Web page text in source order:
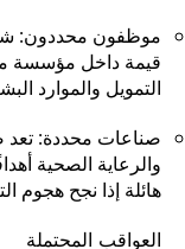
موظفون محددون:
قيمة داخل مؤسسة
التمويل والموارد
صناعات محددة: تعد
والرعاية الصحية
هائلة إذا نجح هجوم
العواقب المحتملة